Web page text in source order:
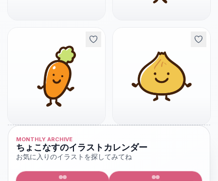
MONTHLY ARCHIVE
ちょこなすのイラストカレンダー
お気に入りのイラストを探してみてね